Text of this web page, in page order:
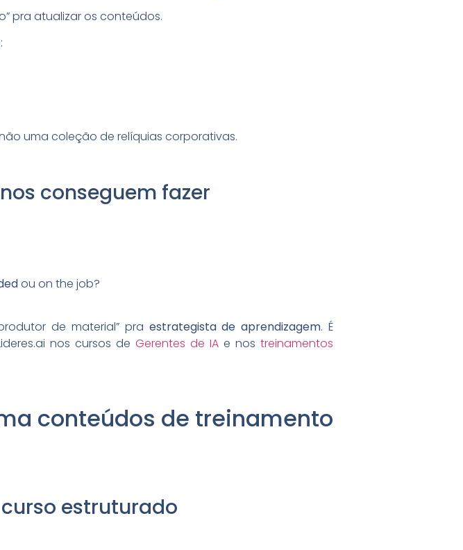
pra atualizar os conteúdos.
uma coleção de relíquias corporativas.
conseguem fazer
ou on the job?
de material” pra estrategista de aprendizagem. É
nos cursos de Gerentes de IA e nos treinamentos
conteúdos de treinamento
estruturado